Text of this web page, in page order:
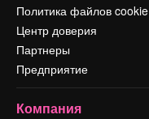
Политика файлов cookie
Центр доверия
Партнеры
Предприятие
Компания